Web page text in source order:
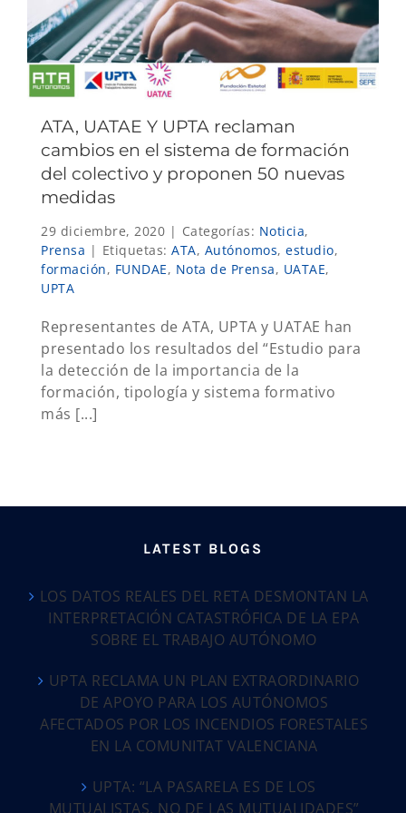
ATA, UATAE Y UPTA reclaman
cambios en el sistema de formación
del colectivo y proponen 50 nuevas
medidas
29 diciembre, 2020 | Categorías: Noticia,
Prensa | Etiquetas: ATA, Autónomos, estudio,
formación, FUNDAE, Nota de Prensa, UATAE,
UPTA
Representantes de ATA, UPTA y UATAE han
presentado los resultados del “Estudio para
la detección de la importancia de la
formación, tipología y sistema formativo
más [...]
LATEST BLOGS
LOS DATOS REALES DEL RETA DESMONTAN LA
INTERPRETACIÓN CATASTRÓFICA DE LA EPA
SOBRE EL TRABAJO AUTÓNOMO
UPTA RECLAMA UN PLAN EXTRAORDINARIO
DE APOYO PARA LOS AUTÓNOMOS
AFECTADOS POR LOS INCENDIOS FORESTALES
EN LA COMUNITAT VALENCIANA
UPTA: “LA PASARELA ES DE LOS
MUTUALISTAS, NO DE LAS MUTUALIDADES”